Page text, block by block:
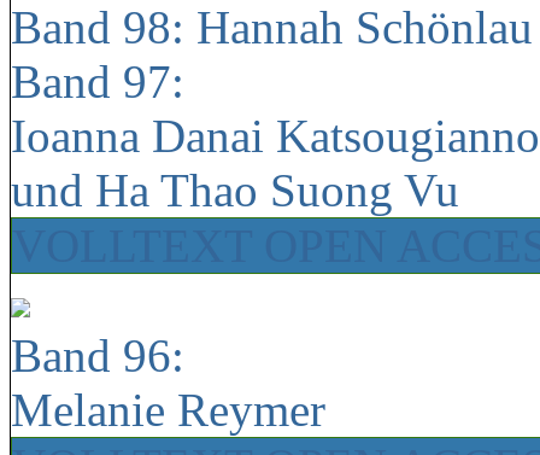
Band 98: Hannah
Band 97:
Ioanna Danai
und Ha Thao Suong Vu
Band 96:
Melanie Reymer